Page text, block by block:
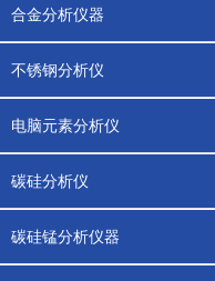
合金分析仪器
不锈钢分析仪
电脑元素分析仪
碳硅分析仪
碳硅锰分析仪器